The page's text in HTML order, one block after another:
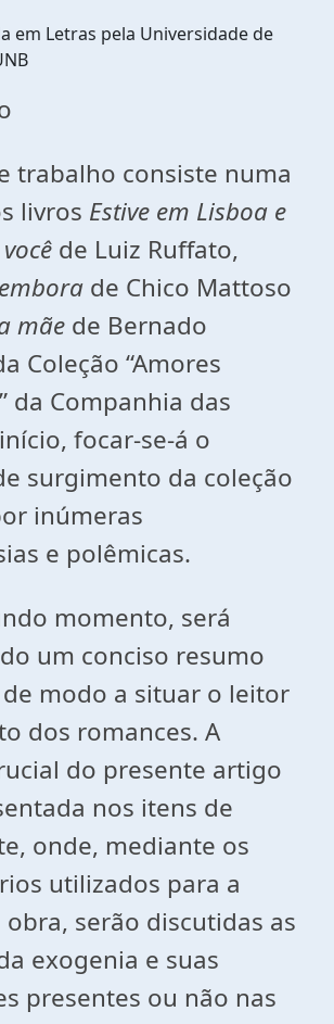
em Letras pela Universidade de
trabalho consiste numa
livros Estive em Lisboa e
de Luiz Ruffato,
de Chico Mattoso
mãe de Bernado
Coleção “Amores
da Companhia das
focar-se-á o
surgimento da coleção
inúmeras
e polêmicas.
momento, será
um conciso resumo
modo a situar o leitor
dos romances. A
do presente artigo
nos itens de
onde, mediante os
utilizados para a
serão discutidas as
exogenia e suas
presentes ou não nas